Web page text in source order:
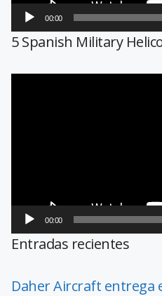
00:00
5 Spanish Military
00:00
Entradas recientes
Daher Aircraft entrega